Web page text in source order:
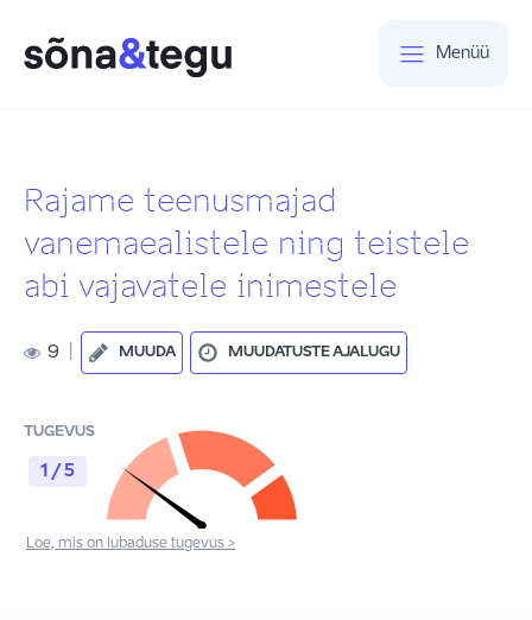
Menüü
Rajame teenusmajad
vanemaealistele ning teistele
abi vajavatele inimestele
9 MUUDA MUUDATUSTE AJALUGU
TUGEVUS
1 / 5
Loe, mis on lubaduse tugevus >